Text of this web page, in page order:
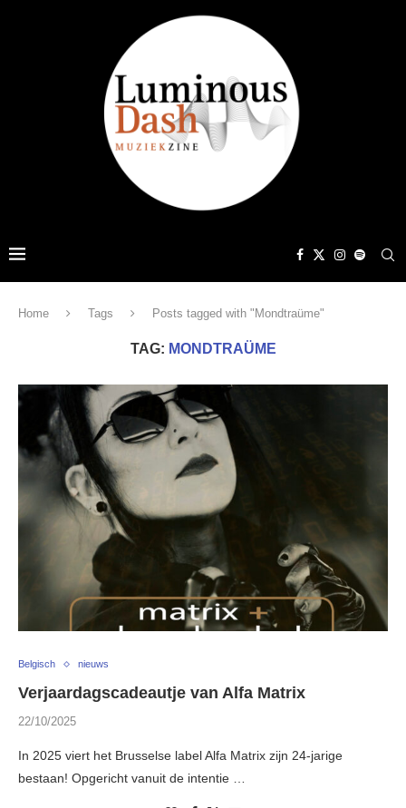
Home Tags Posts tagged with "Mondtraüme"
TAG: MONDTRAÜME
Belgisch nieuws
Verjaardagscadeautje van Alfa Matrix
22/10/2025
In 2025 viert het Brusselse label Alfa Matrix zijn 24-jarige
bestaan! Opgericht vanuit de intentie …